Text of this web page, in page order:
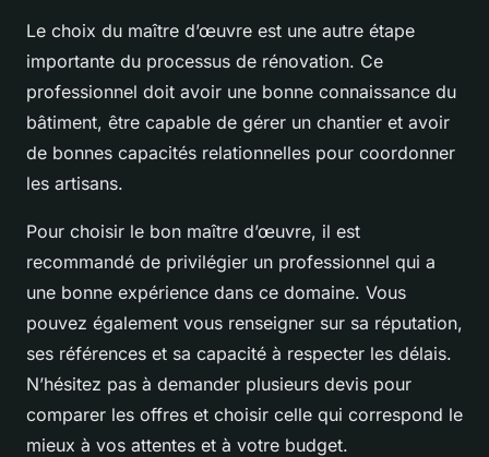
Le choix du maître d’œuvre est une autre étape
importante du processus de rénovation. Ce
professionnel doit avoir une bonne connaissance du
bâtiment, être capable de gérer un chantier et avoir
de bonnes capacités relationnelles pour coordonner
les artisans.
Pour choisir le bon maître d’œuvre, il est
recommandé de privilégier un professionnel qui a
une bonne expérience dans ce domaine. Vous
pouvez également vous renseigner sur sa réputation,
ses références et sa capacité à respecter les délais.
N’hésitez pas à demander plusieurs devis pour
comparer les offres et choisir celle qui correspond le
mieux à vos attentes et à votre budget.